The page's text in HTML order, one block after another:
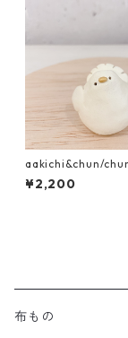
aakichi&chun/
し ｸｼﾞｬｸﾊﾞﾄ
¥2,200
布もの